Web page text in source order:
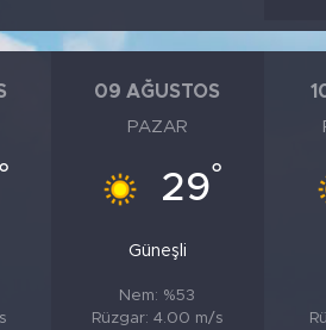
°
09 AĞUSTOS
PAZAR
29°
Güneşli
Nem: %53
Rüzgar: 4.00 m/s